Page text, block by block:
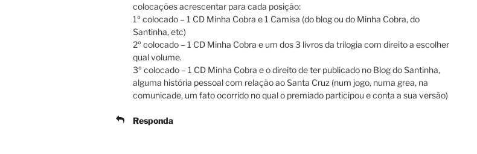
colocações acrescentar para cada posição:
1º colocado – 1 CD Minha Cobra e 1 Camisa (do blog ou do Minha Cobra, do
Santinha, etc)
2º colocado – 1 CD Minha Cobra e um dos 3 livros da trilogia com direito a escolher
qual volume.
3º colocado – 1 CD Minha Cobra e o direito de ter publicado no Blog do Santinha,
alguma história pessoal com relação ao Santa Cruz (num jogo, numa grea, na
comunicade, um fato ocorrido no qual o premiado participou e conta a sua versão)
Responda